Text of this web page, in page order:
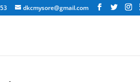
dkcmysore@gmail.com